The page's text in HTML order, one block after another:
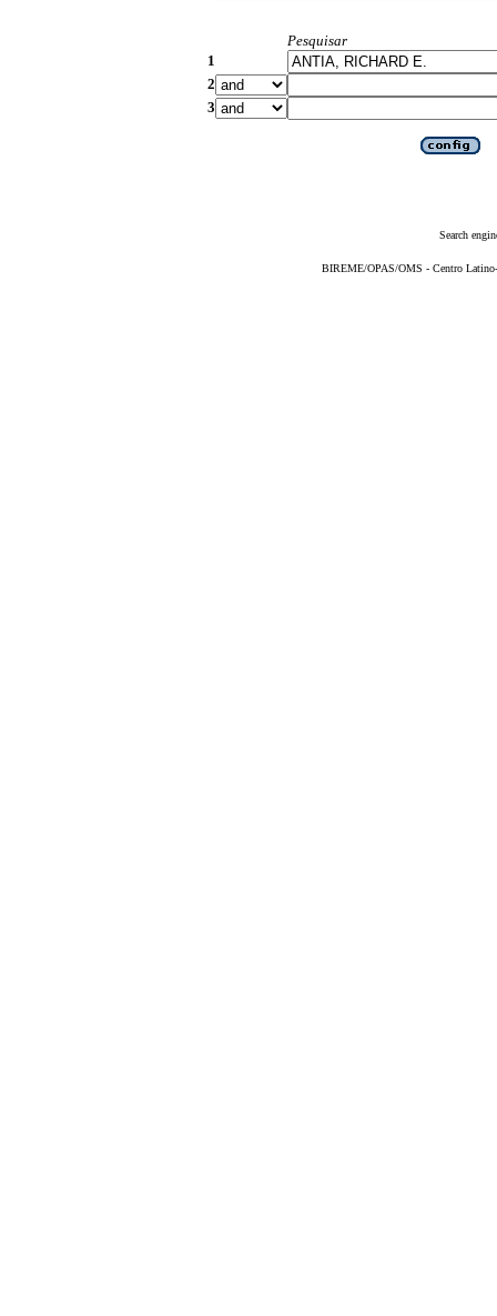
Pesquisar
1
2
3
Search
BIREME/OPAS/OMS - Centro Latino-